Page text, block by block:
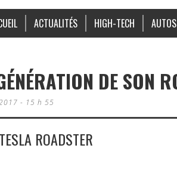
ACTUALITÉS HIGH-TECH AUTOS
DE SON
- 15 h 55
ROADSTER